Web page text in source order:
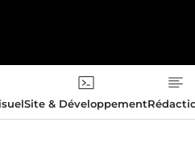
Site & Développement